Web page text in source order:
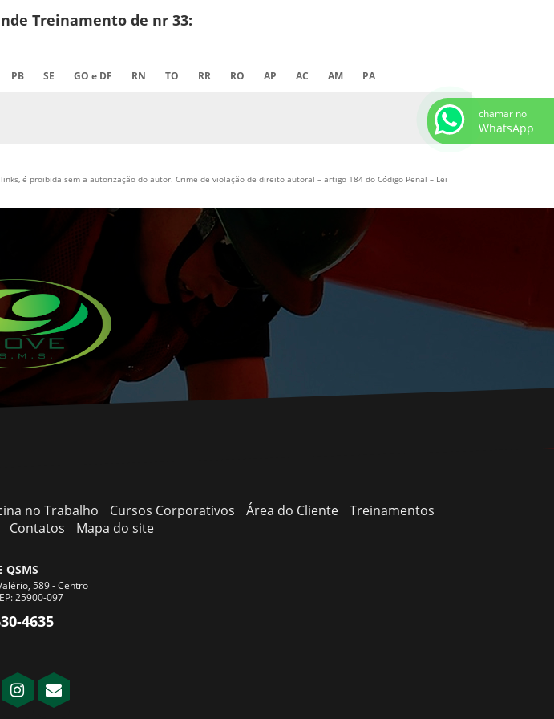
Treinamento de nr 33:
PB SE GO e DF RN TO RR RO AP AC AM PA
é proibida sem a autorização do autor. Crime de violação de direito autoral – artigo 184 do Código Penal – Lei
no Trabalho Cursos Corporativos Área do Cliente
Treinamentos
Contatos Mapa do site
QSMS
589 - Centro
25900-097
4635
chamar no
WhatsApp